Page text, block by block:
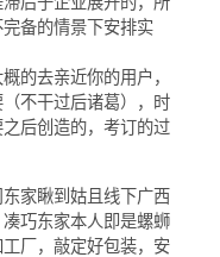
备的情景下安排实
的去亲近你的用户，
不干过后诸葛），时
后创造的，考订的过
家瞅到姑且线下广西
巧东家本人即是螺蛳
厂，敲定好包装，安